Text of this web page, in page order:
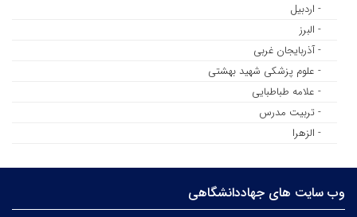
- اردبیل
- البرز
- آذربایجان غربی
- علوم پزشکی شهید بهشتی
- علامه طباطبایی
- تربیت مدرس
- الزهرا
وب سایت های جهاددانشگاهی